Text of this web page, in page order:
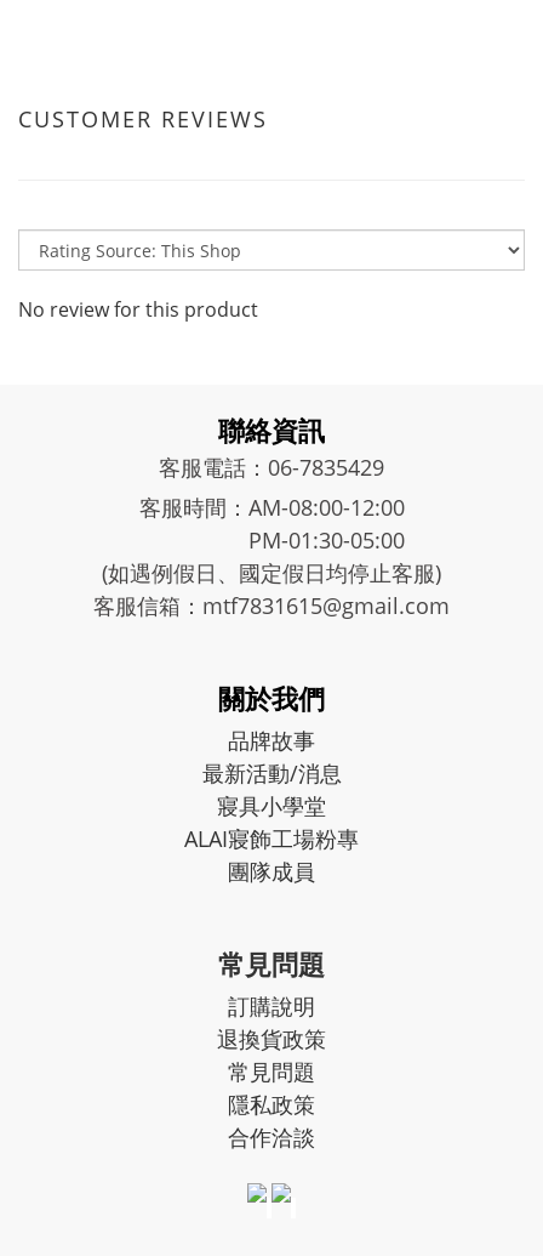
CUSTOMER REVIEWS
No review for this product
聯絡資訊
客服電話：06-7835429
客服時間：AM-08:00-12:00
PM-01:30-05:00
(如遇例假日、國定假日均停止客服)
客服信箱：mtf7831615@gmail.com
關於我們
品牌故事
最新活動/消息
寢具小學堂
ALAI寢飾工場粉專
團隊成員
常見問題
訂購說明
退換貨政策
常見問題
隱私政策
合作洽談